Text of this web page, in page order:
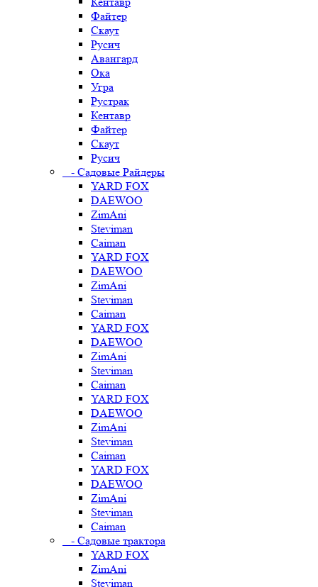
Файтер
Скаут
Русич
Авангард
Ока
Угра
Рустрак
Кентавр
Файтер
Скаут
Русич
- Садовые Райдеры
YARD FOX
DAEWOO
ZimAni
Steviman
Caiman
YARD FOX
DAEWOO
ZimAni
Steviman
Caiman
YARD FOX
DAEWOO
ZimAni
Steviman
Caiman
YARD FOX
DAEWOO
ZimAni
Steviman
Caiman
YARD FOX
DAEWOO
ZimAni
Steviman
Caiman
- Садовые трактора
YARD FOX
ZimAni
Steviman